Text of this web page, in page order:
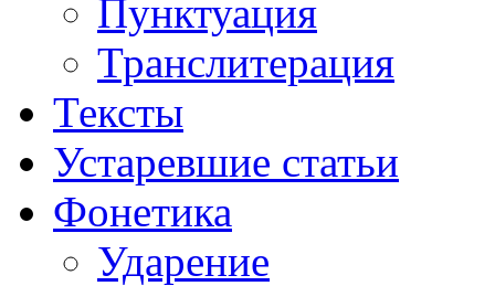
Пунктуация
Транслитерация
Тексты
Устаревшие статьи
Фонетика
Ударение